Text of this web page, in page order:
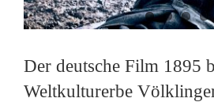
Der deutsche Film 1895
Weltkulturerbe